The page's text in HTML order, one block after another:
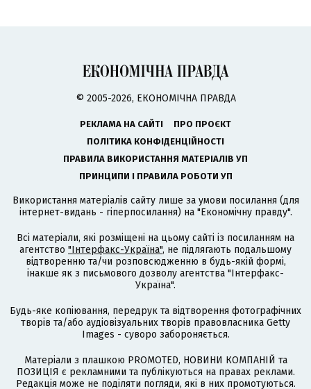
© 2005-2026, ЕКОНОМІЧНА ПРАВДА
РЕКЛАМА НА САЙТІ
ПРО ПРОЄКТ
ПОЛІТИКА КОНФІДЕНЦІЙНОСТІ
ПРАВИЛА ВИКОРИСТАННЯ МАТЕРІАЛІВ УП
ПРИНЦИПИ І ПРАВИЛА РОБОТИ УП
Використання матеріалів сайту лише за умови посилання (для
інтернет-видань - гіперпосилання) на "Економічну правду".
Всі матеріали, які розміщені на цьому сайті із посиланням на
агентство "Інтерфакс-Україна", не підлягають подальшому
відтворенню та/чи розповсюдженню в будь-якій формі,
інакше як з письмового дозволу агентства "Інтерфакс-
Україна".
Будь-яке копіювання, передрук та відтворення фотографічних
творів та/або аудіовізуальних творів правовласника Getty
Images - суворо забороняється.
Матеріали з плашкою PROMOTED, НОВИНИ КОМПАНІЙ та
ПОЗИЦІЯ є рекламними та публікуються на правах реклами.
Редакція може не поділяти погляди, які в них промотуються.